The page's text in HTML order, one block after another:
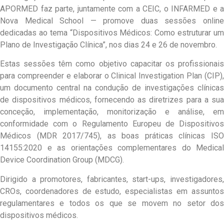
APORMED faz parte, juntamente com a CEIC, o INFARMED e a
Nova Medical School — promove duas sessões online
dedicadas ao tema “Dispositivos Médicos: Como estruturar um
Plano de Investigação Clínica”, nos dias 24 e 26 de novembro.
Estas sessões têm como objetivo capacitar os profissionais
para compreender e elaborar o Clinical Investigation Plan (CIP),
um documento central na condução de investigações clínicas
de dispositivos médicos, fornecendo as diretrizes para a sua
conceção, implementação, monitorização e análise, em
conformidade com o Regulamento Europeu de Dispositivos
Médicos (MDR 2017/745), as boas práticas clínicas ISO
14155:2020 e as orientações complementares do Medical
Device Coordination Group (MDCG).
Dirigido a promotores, fabricantes, start-ups, investigadores,
CROs, coordenadores de estudo, especialistas em assuntos
regulamentares e todos os que se movem no setor dos
dispositivos médicos.